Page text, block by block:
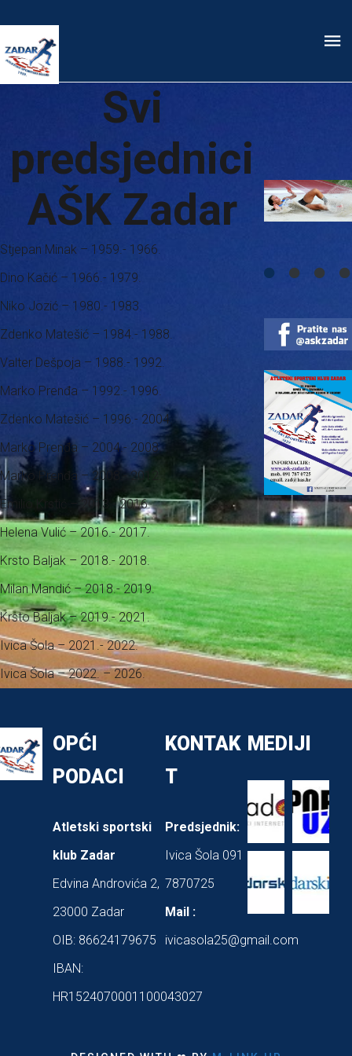
Svi
predsjednici
AŠK Zadar
Stjepan Minak – 1959.- 1966.
Dino Kačić – 1966.- 1979.
Niko Jozić – 1980.- 1983.
Zdenko Matešić – 1984.- 1988.
Valter Dešpoja – 1988.- 1992.
Marko Prenđa – 1992.- 1996.
Zdenko Matešić – 1996.- 2004.
Marko Prenđa – 2004.- 2008.
Marko Prenđa – 2008.- 2012.
Emilio Krstić – 2013.- 2016.
Helena Vulić – 2016.- 2017.
Krsto Baljak – 2018.- 2018.
Milan Mandić – 2018.- 2019.
Krsto Baljak – 2019.- 2021.
Ivica Šola – 2021.- 2022.
Ivica Šola – 2022. – 2026.
OPĆI
PODACI
Atletski sportski
klub Zadar
Edvina Androvića 2,
23000 Zadar
OIB: 86624179675
IBAN:
HR1524070001100043027
KONTAK
T
Predsjednik:
Ivica Šola 091
7870725
Mail :
ivicasola25@gmail.com
MEDIJI